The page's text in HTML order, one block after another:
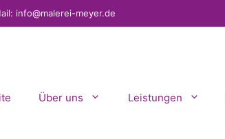
info@malerei-meyer.de
Über uns Leistungen